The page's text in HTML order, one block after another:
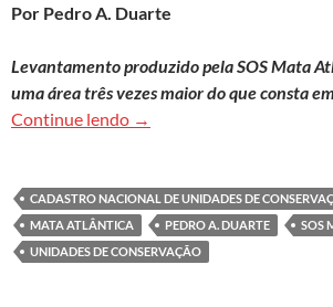
Por Pedro A. Duarte
Levantamento produzido pela SOS Mata
uma área três vezes maior do que consta
Continue lendo Novo mapeamento
→
CADASTRO NACIONAL DE UNIDADES DE
MATA ATLÂNTICA
PEDRO A. DUARTE
SOS
UNIDADES DE CONSERVAÇÃO